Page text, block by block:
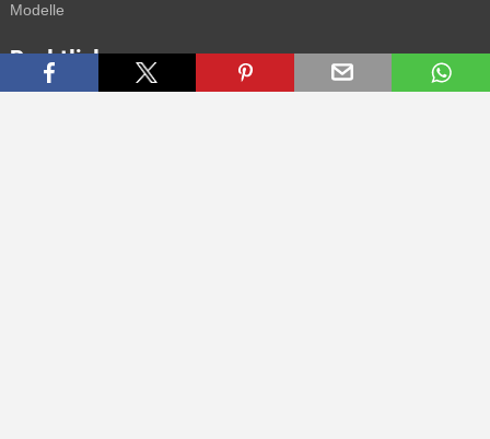
Modelle
Rechtliches
AGB Datenschutz Impressum Kontakt